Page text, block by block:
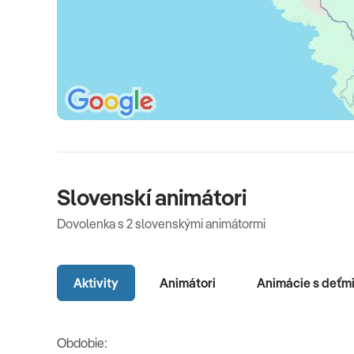
závisí od kategórie ubytovania, pričom sa od 1.1.2025
komplexné cestovné poistenie
Oficiálne hodnotenie
****
Slovenskí animátori
Dovolenka s 2 slovenskými animátormi
Aktivity Animátori Animácie s deťmi
Obdobie: